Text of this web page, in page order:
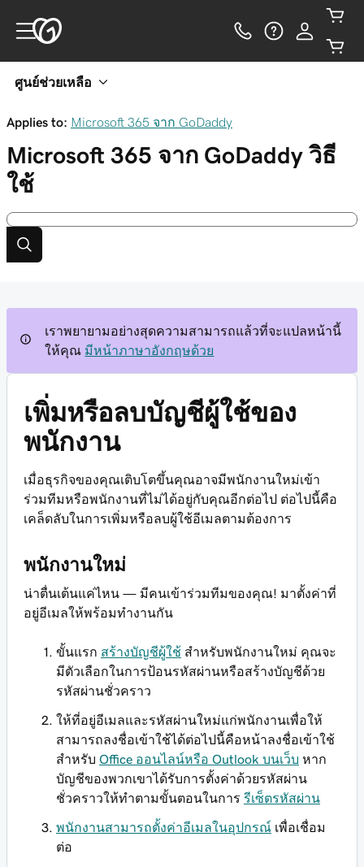
ศูนย์ช่วยเหลือ
Applies to: Microsoft 365 จาก GoDaddy
Microsoft 365 จาก GoDaddy วิธี
ใช้
เราพยายามอย่างสุดความสามารถแล้วที่จะแปลหน้านี้
ให้คุณ มีหน้าภาษาอังกฤษด้วย
เพิ่มหรือลบบัญชีผู้ใช้ของ
พนักงาน
เมื่อธุรกิจของคุณเติบโตขึ้นคุณอาจมีพนักงานใหม่เข้า
ร่วมทีมหรือพนักงานที่ไม่ได้อยู่กับคุณอีกต่อไป ต่อไปนี้คือ
เคล็ดลับในการเพิ่มหรือลบผู้ใช้อีเมลตามต้องการ
พนักงานใหม่
น่าตื่นเต้นแค่ไหน — มีคนเข้าร่วมทีมของคุณ! มาตั้งค่าที่
อยู่อีเมลให้พร้อมทำงานกัน
ขั้นแรก สร้างบัญชีผู้ใช้ สำหรับพนักงานใหม่ คุณจะ
มีตัวเลือกในการป้อนรหัสผ่านหรือสร้างบัญชีด้วย
รหัสผ่านชั่วคราว
ให้ที่อยู่อีเมลและรหัสผ่านใหม่แก่พนักงานเพื่อให้
สามารถลงชื่อเข้าใช้ได้ต่อไปนี้คือหน้าลงชื่อเข้าใช้
สำหรับ Office ออนไลน์หรือ Outlook บนเว็บ หาก
บัญชีของพวกเขาได้รับการตั้งค่าด้วยรหัสผ่าน
ชั่วคราวให้ทำตามขั้นตอนในการ รีเซ็ตรหัสผ่าน
พนักงานสามารถตั้งค่าอีเมลในอุปกรณ์ เพื่อเชื่อม
ต่อ